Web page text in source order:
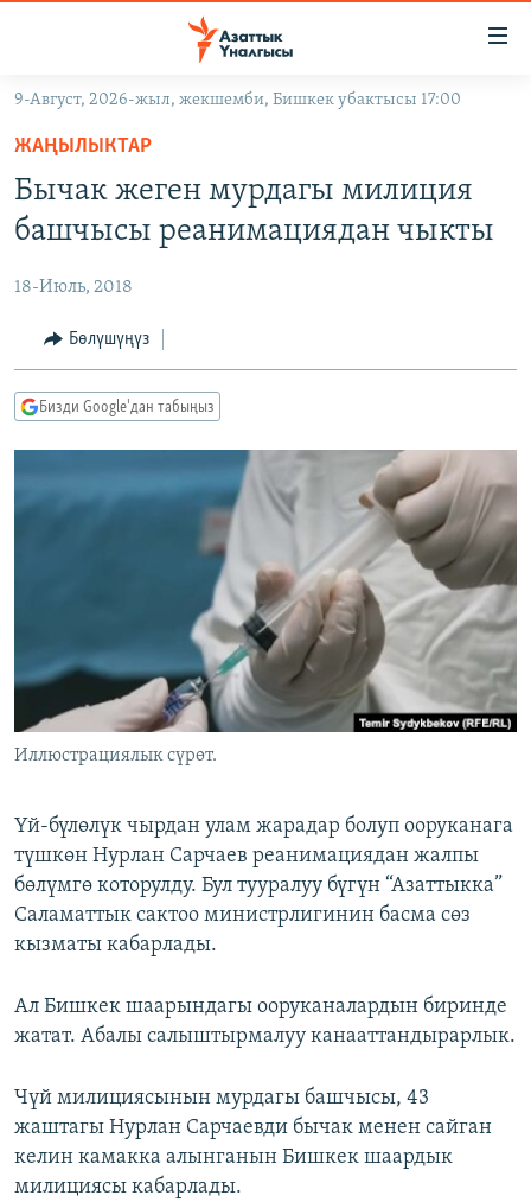
Навигацияга
өтүңүз
Издөөгө
салыңыз
ЭКОНОМИКА
МАДАНИЯТ
ДҮЙНӨ
БОРБОР АЗИЯ
АТАЙЫН ИЛИКТӨӨ
ТВ ПРОГРАММАЛАР
ЭКСПЕРТТЕР ТАЛДАЙТ
ЫҢГАЙСЫЗ СУРООЛОР
ӨЗГӨЧӨ ПИКИР
ЭЕ/АРнун бардык сайттары
9-Август, 2026-жыл, жекшемби, Бишкек убактысы 17:00
ЖАҢЫЛЫКТАР
Бычак жеген мурдагы милиция
башчысы реанимациядан чыкты
18-Июль, 2018
Бөлүшүңүз
Бизди Google'дан табыңыз
Иллюстрациялык сүрөт.
Үй-бүлөлүк чырдан улам жарадар болуп ооруканага
түшкөн Нурлан Сарчаев реанимациядан жалпы
бөлүмгө которулду. Бул тууралуу бүгүн “Азаттыкка”
Саламаттык сактоо министрлигинин басма сөз
кызматы кабарлады.
Ал Бишкек шаарындагы ооруканалардын биринде
жатат. Абалы салыштырмалуу канааттандырарлык.
Чүй милициясынын мурдагы башчысы, 43
жаштагы Нурлан Сарчаевди бычак менен сайган
келин камакка алынганын Бишкек шаардык
милициясы кабарлады.